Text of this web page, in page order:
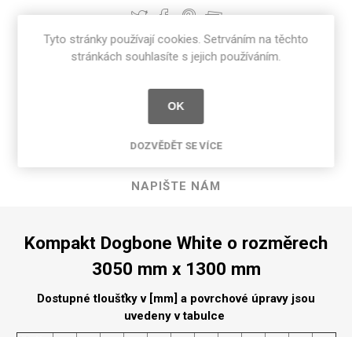
SPECIFIKACE PRODUKTU
RECENZE
NAPIŠTE NÁM
Kompakt Dogbone White o rozměrech
3050 mm x 1300 mm
Dostupné tloušťky v [mm] a povrchové úpravy jsou
uvedeny v tabulce
Tyto stránky používají cookies. Setrváním na těchto
stránkách souhlasíte s jejich používáním.
OK
DOZVĚDĚT SE VÍCE